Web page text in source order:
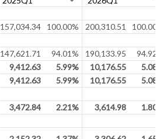
157,034.34 100.00% 200,310.51
147,621.71 94.01% 190,133.95
9,412.63 5.99% 10,176.55
9,412.63 5.99% 10,176.55
3,472.84 2.21% 3,614.98